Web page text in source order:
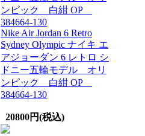
Nike Air Jordan 6 Retro
Sydney Olympic ナイキ エ
アジョーダン 6 レトロ シ
ドニー五輪モデル オリ
ンピック 白紺 OP
384664-130
20800円(税込)